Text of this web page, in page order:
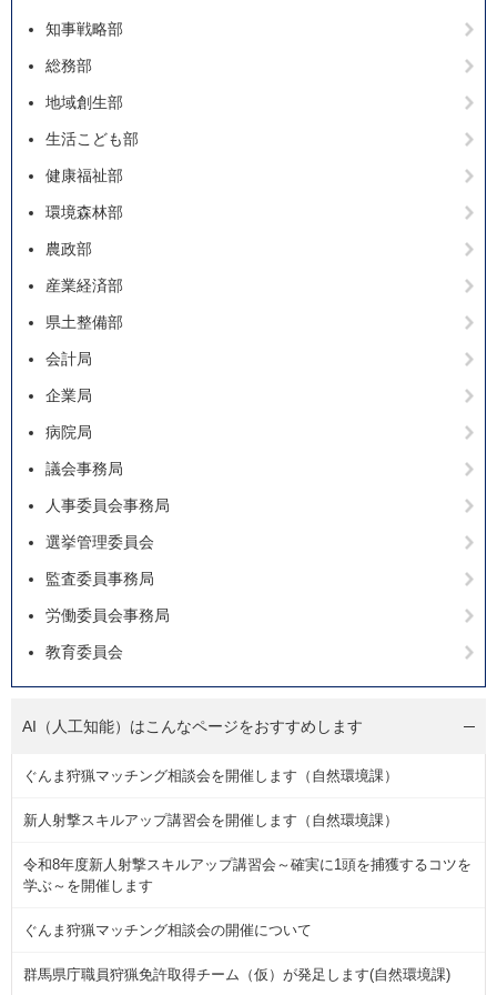
知事戦略部
総務部
地域創生部
生活こども部
健康福祉部
環境森林部
農政部
産業経済部
県土整備部
会計局
企業局
病院局
議会事務局
人事委員会事務局
選挙管理委員会
監査委員事務局
労働委員会事務局
教育委員会
AI（人工知能）はこんなページをおすすめします
ぐんま狩猟マッチング相談会を開催します（自然環境課）
新人射撃スキルアップ講習会を開催します（自然環境課）
令和8年度新人射撃スキルアップ講習会～確実に1頭を捕獲するコツを
学ぶ～を開催します
ぐんま狩猟マッチング相談会の開催について
群馬県庁職員狩猟免許取得チーム（仮）が発足します(自然環境課)